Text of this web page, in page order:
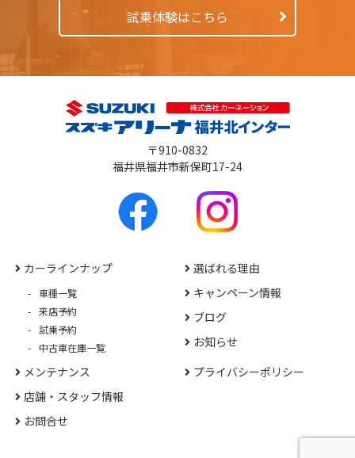
試乗体験はこちら
〒910-0832
福井県福井市新保町17-24
カーラインナップ
車種一覧
来店予約
試乗予約
中古車在庫一覧
選ばれる理由
キャンペーン情報
ブログ
お知らせ
メンテナンス
店舗・スタッフ情報
お問合せ
プライバシーポリシー